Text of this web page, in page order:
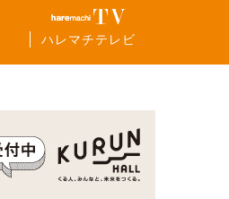
ハレマチテレビ